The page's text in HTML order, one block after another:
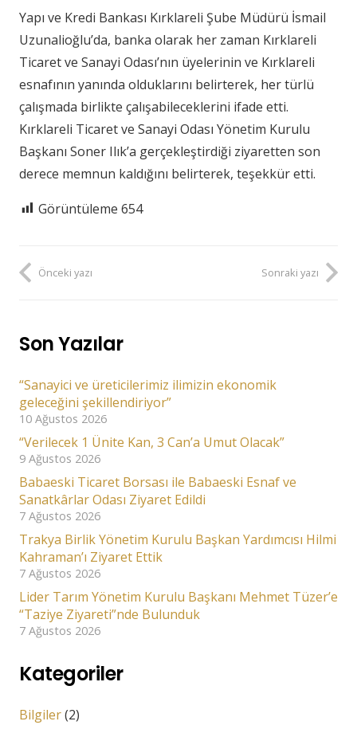
Yapı ve Kredi Bankası Kırklareli Şube Müdürü İsmail
Uzunalioğlu’da, banka olarak her zaman Kırklareli
Ticaret ve Sanayi Odası’nın üyelerinin ve Kırklareli
esnafının yanında olduklarını belirterek, her türlü
çalışmada birlikte çalışabileceklerini ifade etti.
Kırklareli Ticaret ve Sanayi Odası Yönetim Kurulu
Başkanı Soner Ilık’a gerçekleştirdiği ziyaretten son
derece memnun kaldığını belirterek, teşekkür etti.
Görüntüleme 654
Önceki yazı Sonraki yazı
Son Yazılar
“Sanayici ve üreticilerimiz ilimizin ekonomik
geleceğini şekillendiriyor”
10 Ağustos 2026
“Verilecek 1 Ünite Kan, 3 Can’a Umut Olacak”
9 Ağustos 2026
Babaeski Ticaret Borsası ile Babaeski Esnaf ve
Sanatkârlar Odası Ziyaret Edildi
7 Ağustos 2026
Trakya Birlik Yönetim Kurulu Başkan Yardımcısı Hilmi
Kahraman’ı Ziyaret Ettik
7 Ağustos 2026
Lider Tarım Yönetim Kurulu Başkanı Mehmet Tüzer’e
“Taziye Ziyareti”nde Bulunduk
7 Ağustos 2026
Kategoriler
Bilgiler(2)